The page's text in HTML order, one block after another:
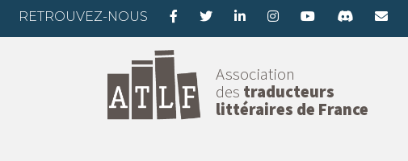
RETROUVEZ-NOUS
Association
des traducteurs
littéraires de France